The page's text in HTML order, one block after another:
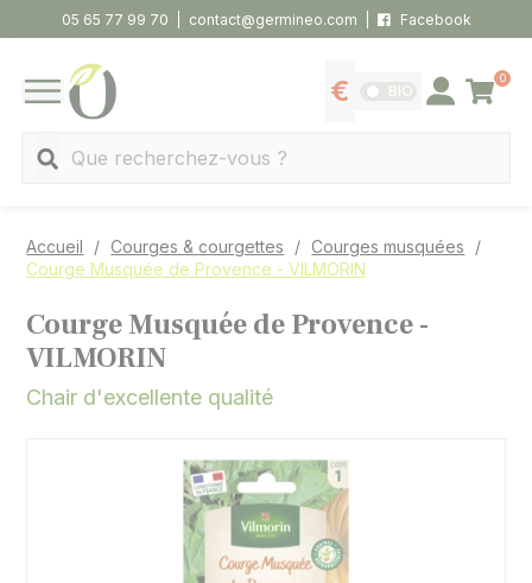
05 65 77 99 70 contact@germineo.com Facebook
MENU
Afficher les tarifs
BIO Se connecter
0
Panier
Accueil Courges & courgettes
Courges musquées
Courge Musquée de Provence - VILMORIN
Courge Musquée de Provence -
VILMORIN
Chair d'excellente qualité
Panneau de gestion des cookies